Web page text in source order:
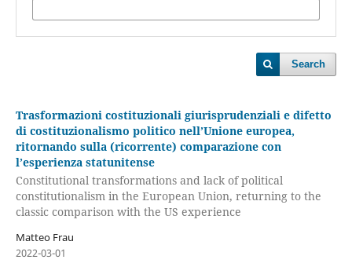
Search
Trasformazioni costituzionali giurisprudenziali e difetto
di costituzionalismo politico nell’Unione europea,
ritornando sulla (ricorrente) comparazione con
l’esperienza statunitense
Constitutional transformations and lack of political
constitutionalism in the European Union, returning to the
classic comparison with the US experience
Matteo Frau
2022-03-01